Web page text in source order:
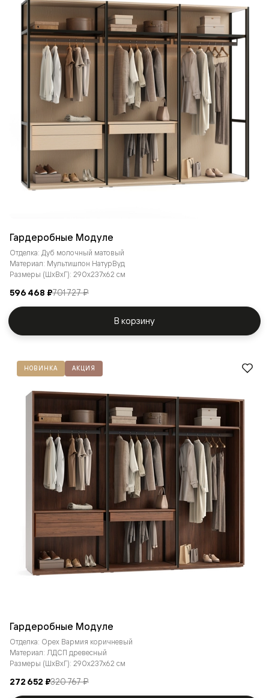
Гардеробные Модуле
Отделка: Дуб молочный матовый
Материал: Мультишпон НатурВуд
Размеры (ШxВxГ): 290x237x62 см
596 468 ₽701 727 ₽
В корзину
НОВИНКА АКЦИЯ
Гардеробные Модуле
Отделка: Орех Вармия коричневый
Материал: ЛДСП древесный
Размеры (ШxВxГ): 290x237x62 см
272 652 ₽320 767 ₽